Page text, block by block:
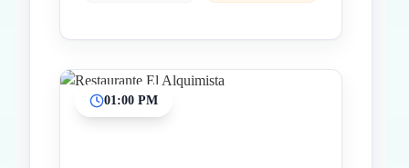
01:00 PM